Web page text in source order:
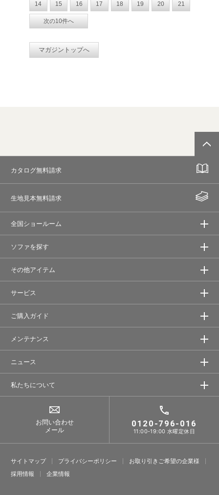
14 15 16 17 18 19 20 21
次の10件へ
マガジントップへ
カタログ無料請求
生地見本無料請求
全国ショールーム
ソファを探す
その他アイテム
サービス
ご購入ガイド
メンテナンス
ニュース
私たちについて
お問い合わせ
メール
0120-796-016
11:00-19:00 水曜定休日
サイトマップ プライバシーポリシー
お取り引きご希望の企業様
採⽤情報
企業情報